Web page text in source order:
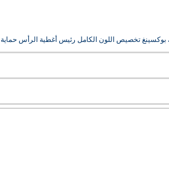
بوكسينغ تخصيص اللون الكامل رئيس أغطية الرأس حماية